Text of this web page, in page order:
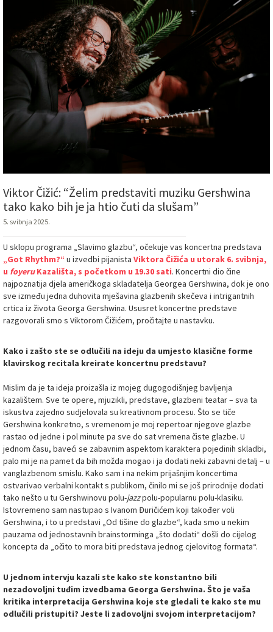
Viktor Čižić: “Želim predstaviti muziku Gershwina
tako kako bih je ja htio čuti da slušam”
5. svibnja 2025.
U sklopu programa „Slavimo glazbu“, očekuje vas koncertna predstava
„Got Rhythm?“ u izvedbi pijanista Viktora Čižića u utorak 6. svibnja,
u foyeruKazališta, s početkom u 19.30 sati. Koncertni dio čine
najpoznatija djela američkoga skladatelja Georgea Gershwina, dok je ono
sve između jedna duhovita mješavina glazbenih skečeva i intrigantnih
crtica iz života Georga Gershwina. Ususret koncertne predstave
razgovorali smo s Viktorom Čižićem, pročitajte u nastavku.
Kako i zašto ste se odlučili na ideju da umjesto klasične forme
klavirskog recitala kreirate koncertnu predstavu?
Mislim da je ta ideja proizašla iz mojeg dugogodišnjeg bavljenja
kazalištem. Sve te opere, mjuzikli, predstave, glazbeni teatar – sva ta
iskustva zajedno sudjelovala su kreativnom procesu. Što se tiče
Gershwina konkretno, s vremenom je moj repertoar njegove glazbe
rastao od jedne i pol minute pa sve do sat vremena čiste glazbe. U
jednom času, baveći se zabavnim aspektom karaktera pojedinih skladbi,
palo mi je na pamet da bih možda mogao i ja dodati neki zabavni detalj – u
vanglazbenom smislu. Kako sam i na nekim prijašnjim koncertima
ostvarivao verbalni kontakt s publikom, činilo mi se još prirodnije dodati
tako nešto u tu Gershwinovu polu-jazzpolu-popularnu polu-klasiku.
Istovremeno sam nastupao s Ivanom Đuričićem koji također voli
Gershwina, i to u predstavi „Od tišine do glazbe“, kada smo u nekim
pauzama od jednostavnih brainstorminga „što dodati“ došli do cijelog
koncepta da „očito to mora biti predstava jednog cjelovitog formata“.
U jednom intervju kazali ste kako ste konstantno bili
nezadovoljni tuđim izvedbama Georga Gershwina. Što je vaša
kritika interpretacija Gershwina koje ste gledali te kako ste mu
odlučili pristupiti? Jeste li zadovoljni svojom interpretacijom?